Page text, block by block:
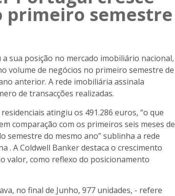
primeiro semestre
sua posição no mercado imobiliário nacional,
volume de negócios no primeiro semestre de
anterior. A rede imobiliária assinala
de transacções realizadas.
atingiu os 491.286 euros, “o que
comparação com os primeiros seis meses de
semestre do mesmo ano” sublinha a rede
. A Coldwell Banker destaca o crescimento
valor, como reflexo do posicionamento
no final de Junho, 977 unidades, - refere